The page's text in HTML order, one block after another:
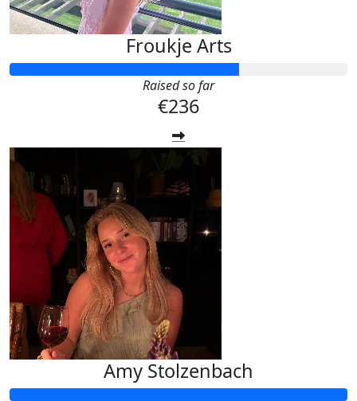
Froukje Arts
Raised so far
€236
Amy Stolzenbach